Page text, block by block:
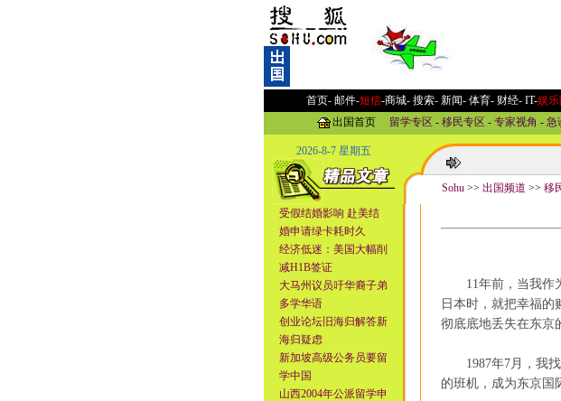
首页- 邮件-短信-商城- 搜索-新闻- 体育-财经- IT-娱乐
出国首页
留学专区- 移民专区- 专家视角 - 急
2026-8-7 星期五
受假结婚影响 赴美结
婚申请绿卡耗时久
经济低迷：美国大幅削
减H1B签证
大马州议员吁华裔子弟
多学华语
创业论坛旧海归解答新
海归疑虑
新加坡高级公务员要留
学中国
山西2004年公派留学申
Sohu >> 出国频道 >> 移
11年前，当我作为
日本时，就把幸福的
彻底底地丢失在东
1987年7月，我找
的班机，成为东京国